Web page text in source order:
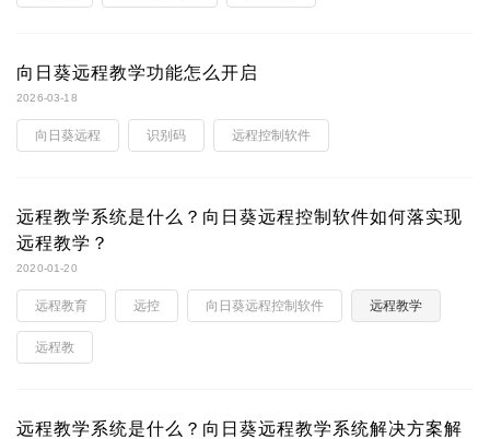
向日葵远程教学功能怎么开启
2026-03-18
向日葵远程 识别码 远程控制软件
远程教学系统是什么？向日葵远程控制软件如何落实现
远程教学？
2020-01-20
远程教育 远控 向日葵远程控制软件 远程教学
远程教
远程教学系统是什么？向日葵远程教学系统解决方案解